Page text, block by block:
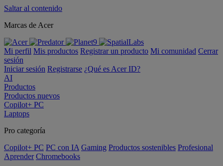
Saltar al contenido
Marcas de Acer
Mi perfil Mis productos Registrar un producto Mi comunidad Cerrar
sesión
Iniciar sesión Registrarse ¿Qué es Acer ID?
AI
Productos
Productos nuevos
Copilot+ PC
Laptops
Pro categoría
Copilot+ PC PC con IA Gaming Productos sostenibles Profesional
Aprender Chromebooks